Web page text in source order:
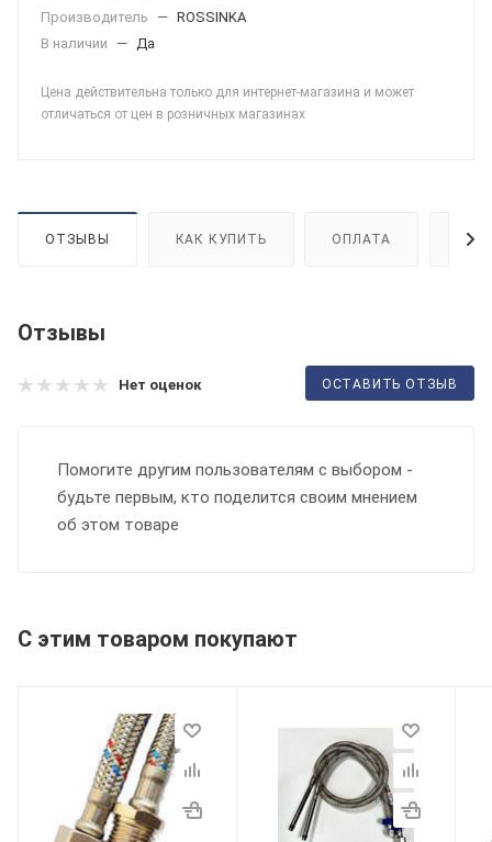
Производитель
— ROSSINKA
В наличии
— Да
Цена действительна только для интернет-магазина и может
отличаться от цен в розничных магазинах
ОТЗЫВЫ КАК КУПИТЬ ОПЛАТА
Отзывы
Нет оценок ОСТАВИТЬ ОТЗЫВ
Помогите другим пользователям с выбором -
будьте первым, кто поделится своим мнением
об этом товаре
С этим товаром покупают